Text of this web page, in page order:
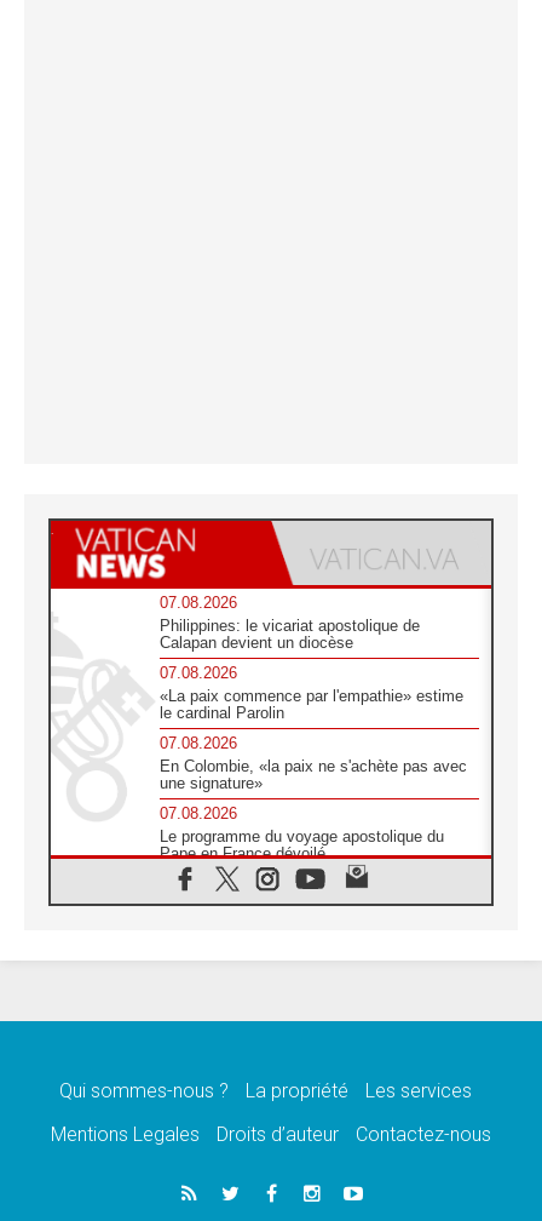
07.08.2026
Philippines: le vicariat apostolique de
Calapan devient un diocèse
07.08.2026
«La paix commence par l'empathie» estime
le cardinal Parolin
07.08.2026
En Colombie, «la paix ne s'achète pas avec
une signature»
07.08.2026
Le programme du voyage apostolique du
Pape en France dévoilé
07.08.2026
1ère Conférence continentale sur l'éducation
07.08.2026
07.08.2026
lancement des «dix jours de prière pour la
06.08.2026
Préparatifs des JMJ 2027 à Séoul: «c'est
Qui sommes-nous ? La propriété
Les services
Mentions Legales
Droits d’auteur Contactez-nous